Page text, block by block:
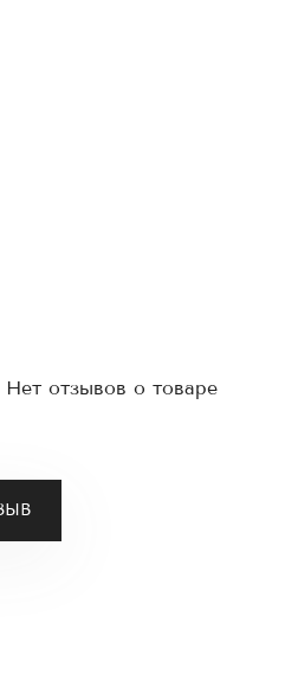
Нет отзывов о товаре